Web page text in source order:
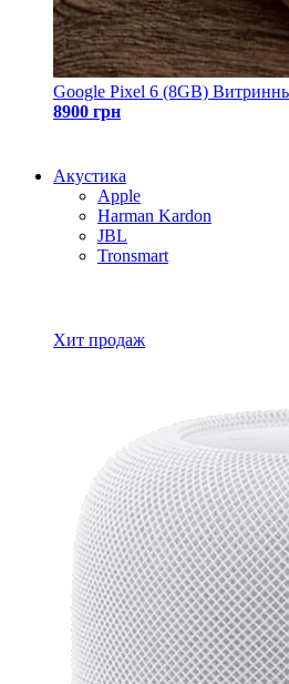
Google Pixel 6 (8GB)
8900 грн
Акустика
Apple
Harman Kardon
JBL
Tronsmart
Хит продаж